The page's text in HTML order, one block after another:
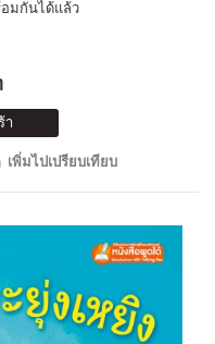
มกันได้แล้ว
า
เพิ่มไปเปรียบเทียบ